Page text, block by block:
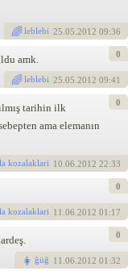
leblebi 25.05.2012 09:36
amk.
leblebi 25.05.2012 09:41
0
tarihin ilk
ama elemanın
kozalaklari 10.06.2012 22:33
0
kozalaklari 11.06.2012 01:17
0
ğüğ 11.06.2012 01:32
0